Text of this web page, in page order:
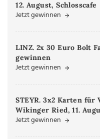
12. August, Schlosscafe
Jetzt gewinnen
LINZ. 2x 30 Euro Bolt
gewinnen
Jetzt gewinnen
STEYR. 3x2 Karten für
Wikinger Ried, 11.
Jetzt gewinnen